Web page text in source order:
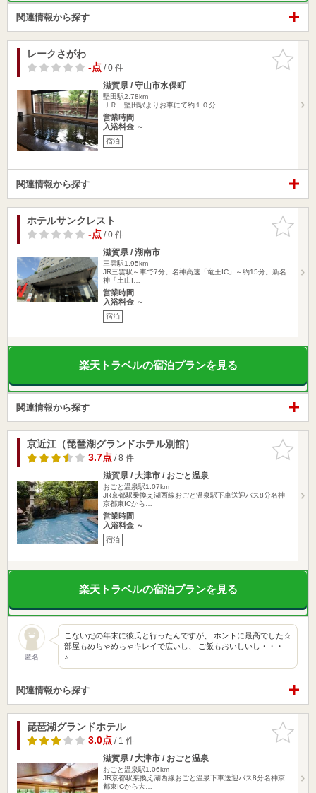
関連情報から探す
お気に入
りに追加
レークさがわ
-点/ 0 件
滋賀県 / 守山市水保町
堅田駅2.78km
ＪＲ 堅田駅よりお車にて約１０分
営業時間
入浴料金 ～
宿泊
関連情報から探す
お気に入
りに追加
ホテルサンクレスト
-点/ 0 件
滋賀県 / 湖南市
三雲駅1.95km
JR三雲駅～車で7分。名神高速「竜王IC」～約15分。新名
神「土山I…
営業時間
入浴料金 ～
宿泊
楽天トラベルの宿泊プランを見る
関連情報から探す
お気に入
りに追加
京近江（琵琶湖グランドホテル別館）
3.7点/ 8 件
滋賀県 / 大津市 / おごと温泉
おごと温泉駅1.07km
JR京都駅乗換え湖西線おごと温泉駅下車送迎バス8分名神
京都東ICから…
営業時間
入浴料金 ～
宿泊
楽天トラベルの宿泊プランを見る
匿名
こないだの年末に彼氏と行ったんですが、 ホントに最高でした☆
部屋もめちゃめちゃキレイで広いし、 ご飯もおいしいし・・・
♪…
関連情報から探す
お気に入
りに追加
琵琶湖グランドホテル
3.0点/ 1 件
滋賀県 / 大津市 / おごと温泉
おごと温泉駅1.06km
JR京都駅乗換え湖西線おごと温泉下車送迎バス8分名神京
都東ICから大…